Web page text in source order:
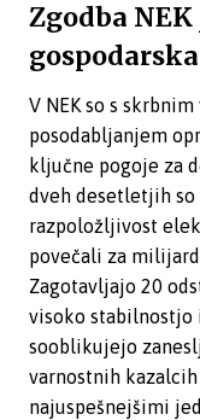
Zgodba
V NEK so s
posodabljanjem
ključne pogoje za
dveh desetletjih
razpoložljivost
povečali za
Zagotavljajo 20
visoko
sooblikujejo
varnostnih
najuspešnejšimi